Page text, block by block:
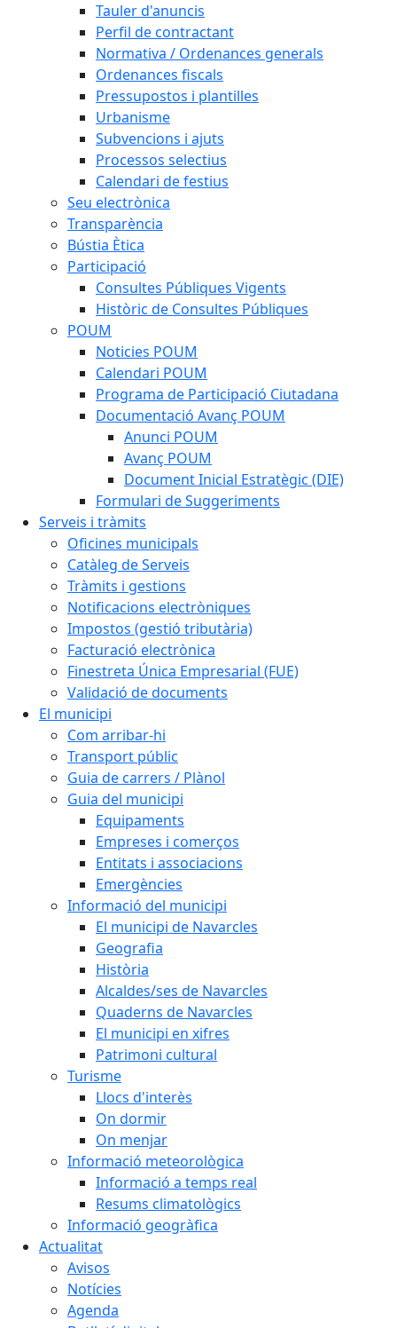
Tauler d'anuncis
Perfil de contractant
Normativa / Ordenances generals
Ordenances fiscals
Pressupostos i plantilles
Urbanisme
Subvencions i ajuts
Processos selectius
Calendari de festius
Seu electrònica
Transparència
Bústia Ètica
Participació
Consultes Públiques Vigents
Històric de Consultes Públiques
POUM
Noticies POUM
Calendari POUM
Programa de Participació Ciutadana
Documentació Avanç POUM
Anunci POUM
Avanç POUM
Document Inicial Estratègic (DIE)
Formulari de Suggeriments
Serveis i tràmits
Oficines municipals
Catàleg de Serveis
Tràmits i gestions
Notificacions electròniques
Impostos (gestió tributària)
Facturació electrònica
Finestreta Única Empresarial (FUE)
Validació de documents
El municipi
Com arribar-hi
Transport públic
Guia de carrers / Plànol
Guia del municipi
Equipaments
Empreses i comerços
Entitats i associacions
Emergències
Informació del municipi
El municipi de Navarcles
Geografia
Història
Alcaldes/ses de Navarcles
Quaderns de Navarcles
El municipi en xifres
Patrimoni cultural
Turisme
Llocs d'interès
On dormir
On menjar
Informació meteorològica
Informació a temps real
Resums climatològics
Informació geogràfica
Actualitat
Avisos
Notícies
Agenda